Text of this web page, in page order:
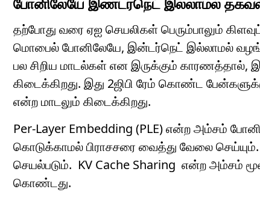
தற்போது வரை ஏஐ செயலிகள் பெரும்பாலும்
மொபைல் போனிலேயே, இன்டர்நெட் இல்லாமல்
பல சிறிய மாடல்கள் என இருக்கும் காரணத்தால்,
கிடைக்கிறது. இது 2ஜிபி ரேம் கொண்ட
என்ற மாடலும் கிடைக்கிறது.
Per-Layer Embedding (PLE) என்ற அம்சம்
கொடுக்காமல் பிராசசரை வைத்து வேலை
செயல்படும். KV Cache Sharing என்ற அம்சம்
கொண்டது.